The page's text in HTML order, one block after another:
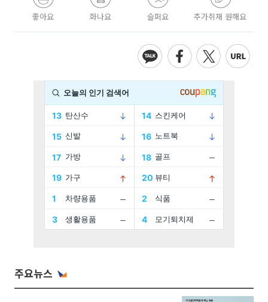
좋아요 화나요 슬퍼요 추가취재 원해요
주요뉴스